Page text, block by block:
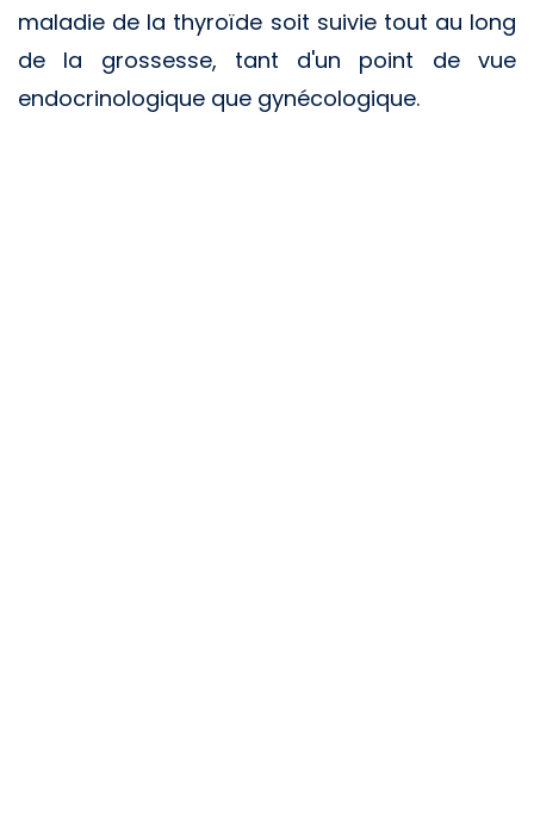
maladie de la thyroïde soit suivie tout au long
de la grossesse, tant d'un point de vue
endocrinologique que gynécologique.